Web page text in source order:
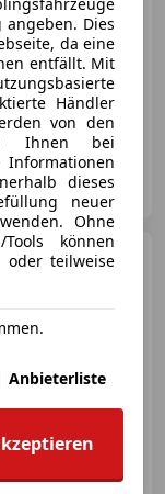
(116 PS)
sDrive 20i
Dies
da eine
entfällt. Mit
Händler
von den
Ihnen bei
Informationen
dieses
neuer
Ohne
können
oder teilweise
Anbieterliste